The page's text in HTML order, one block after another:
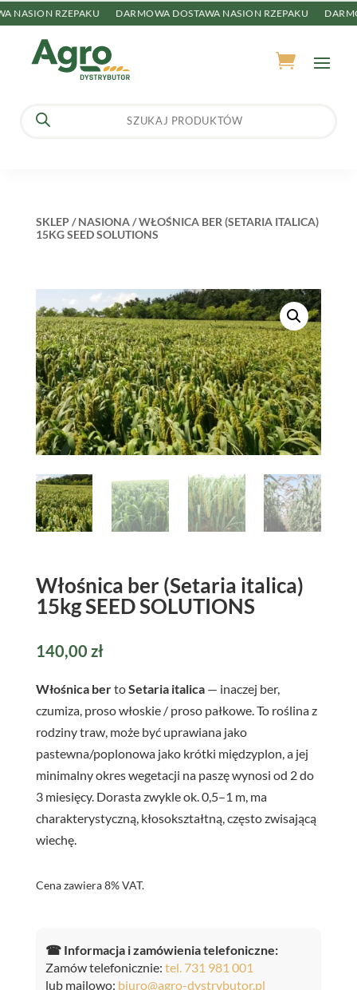
RZEPAKU DARMOWA DOSTAWA NASION RZEPAKU
Wyszukiwarka
produktów
SKLEP/NASIONA/ WŁOŚNICA BER (SETARIA ITALICA)
15KG SEED SOLUTIONS
Włośnica ber (Setaria italica)
15kg SEED SOLUTIONS
140,00 zł
Włośnica bertoSetaria italica— inaczej ber,
czumiza, proso włoskie / proso pałkowe. To roślina z
rodziny traw, może być uprawiana jako
pastewna/poplonowa jako krótki międzyplon, a jej
minimalny okres wegetacji na paszę wynosi od 2 do
3 miesięcy. Dorasta zwykle ok. 0,5–1 m, ma
charakterystyczną, kłosokształtną, często zwisającą
wiechę.
Cena zawiera 8% VAT.
☎ Informacja i zamówienia telefoniczne:
Zamów telefonicznie: tel. 731 981 001
lub mailowo: biuro@agro-dystrybutor.pl